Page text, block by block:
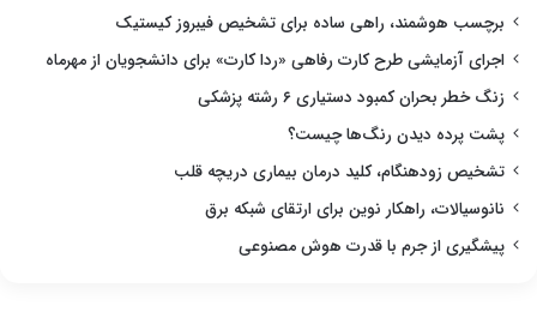
برچسب هوشمند، راهی ساده برای تشخیص فیبروز کیستیک
اجرای آزمایشی طرح کارت رفاهی «ردا کارت» برای دانشجویان از مهرماه
زنگ خطر بحران کمبود دستیاری ۶ رشته پزشکی
پشت پرده دیدن رنگ‌ها چیست؟
تشخیص زودهنگام، کلید درمان بیماری دریچه قلب
نانوسیالات، راهکار نوین برای ارتقای شبکه برق
پیشگیری از جرم با قدرت هوش مصنوعی